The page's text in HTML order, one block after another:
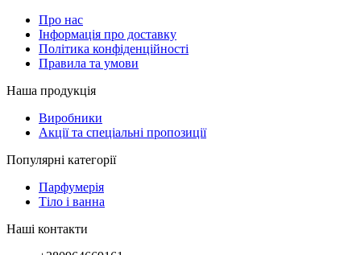
Про нас
Інформація про доставку
Політика конфіденційності
Правила та умови
Наша продукція
Виробники
Акції та спеціальні пропозиції
Популярні категорії
Парфумерія
Тіло і ванна
Наші контакти